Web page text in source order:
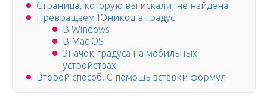
Страница, которую вы искали, не найдена
Превращаем Юникод в градус
В Windows
В Mac OS
Значок градуса на мобильных
устройствах
Второй способ. С помощь вставки формул